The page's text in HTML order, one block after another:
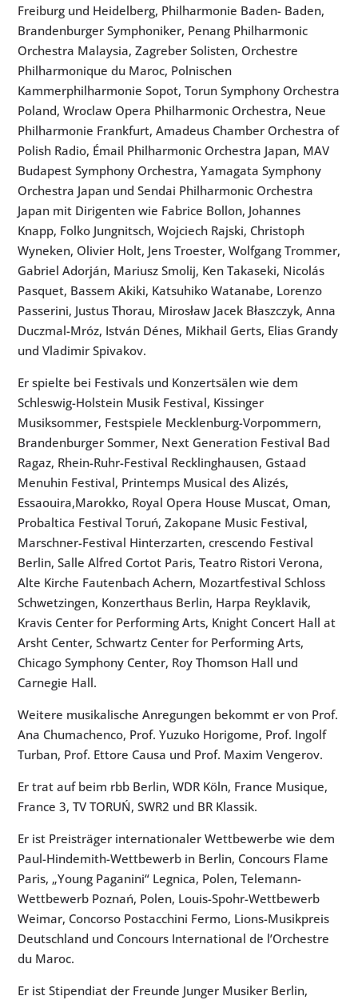
Freiburg und Heidelberg, Philharmonie Baden- Baden,
Brandenburger Symphoniker, Penang Philharmonic
Orchestra Malaysia, Zagreber Solisten, Orchestre
Philharmonique du Maroc, Polnischen
Kammerphilharmonie Sopot, Torun Symphony Orchestra
Poland, Wroclaw Opera Philharmonic Orchestra, Neue
Philharmonie Frankfurt, Amadeus Chamber Orchestra of
Polish Radio, Émail Philharmonic Orchestra Japan, MAV
Budapest Symphony Orchestra, Yamagata Symphony
Orchestra Japan und Sendai Philharmonic Orchestra
Japan mit Dirigenten wie Fabrice Bollon, Johannes
Knapp, Folko Jungnitsch, Wojciech Rajski, Christoph
Wyneken, Olivier Holt, Jens Troester, Wolfgang Trommer,
Gabriel Adorján, Mariusz Smolij, Ken Takaseki, Nicolás
Pasquet, Bassem Akiki, Katsuhiko Watanabe, Lorenzo
Passerini, Justus Thorau, Mirosław Jacek Błaszczyk, Anna
Duczmal-Mróz, István Dénes, Mikhail Gerts, Elias Grandy
und Vladimir Spivakov.
Er spielte bei Festivals und Konzertsälen wie dem
Schleswig-Holstein Musik Festival, Kissinger
Musiksommer, Festspiele Mecklenburg-Vorpommern,
Brandenburger Sommer, Next Generation Festival Bad
Ragaz, Rhein-Ruhr-Festival Recklinghausen, Gstaad
Menuhin Festival, Printemps Musical des Alizés,
Essaouira,Marokko, Royal Opera House Muscat, Oman,
Probaltica Festival Toruń, Zakopane Music Festival,
Marschner-Festival Hinterzarten, crescendo Festival
Berlin, Salle Alfred Cortot Paris, Teatro Ristori Verona,
Alte Kirche Fautenbach Achern, Mozartfestival Schloss
Schwetzingen, Konzerthaus Berlin, Harpa Reyklavik,
Kravis Center for Performing Arts, Knight Concert Hall at
Arsht Center, Schwartz Center for Performing Arts,
Chicago Symphony Center, Roy Thomson Hall und
Carnegie Hall.
Weitere musikalische Anregungen bekommt er von Prof.
Ana Chumachenco, Prof. Yuzuko Horigome, Prof. Ingolf
Turban, Prof. Ettore Causa und Prof. Maxim Vengerov.
Er trat auf beim rbb Berlin, WDR Köln, France Musique,
France 3, TV TORUŃ, SWR2 und BR Klassik.
Er ist Preisträger internationaler Wettbewerbe wie dem
Paul-Hindemith-Wettbewerb in Berlin, Concours Flame
Paris, „Young Paganini“ Legnica, Polen, Telemann-
Wettbewerb Poznań, Polen, Louis-Spohr-Wettbewerb
Weimar, Concorso Postacchini Fermo, Lions-Musikpreis
Deutschland und Concours International de l’Orchestre
du Maroc.
Er ist Stipendiat der Freunde Junger Musiker Berlin,